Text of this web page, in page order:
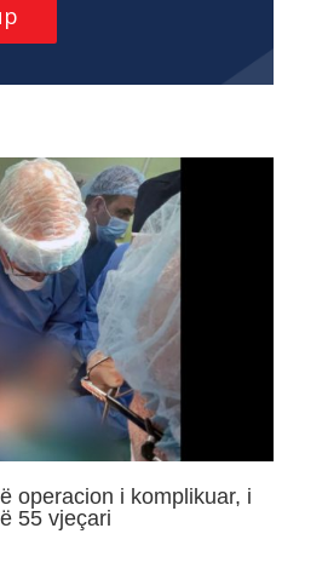
operacion i komplikuar, i
55 vjeçari